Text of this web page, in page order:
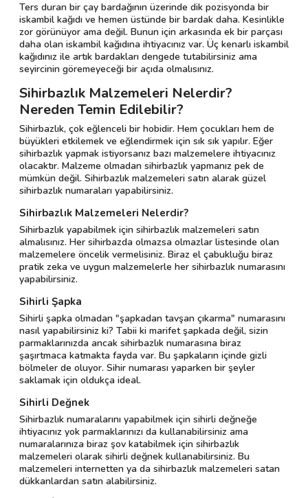
Ters duran bir çay bardağının üzerinde dik pozisyonda bir
iskambil kağıdı ve hemen üstünde bir bardak daha. Kesinlikle
zor görünüyor ama değil. Bunun için arkasında ek bir parçası
daha olan iskambil kağıdına ihtiyacınız var. Üç kenarlı iskambil
kağıdınız ile artık bardakları dengede tutabilirsiniz ama
seyircinin göremeyeceği bir açıda olmalısınız.
Sihirbazlık Malzemeleri Nelerdir?
Nereden Temin Edilebilir?
Sihirbazlık, çok eğlenceli bir hobidir. Hem çocukları hem de
büyükleri etkilemek ve eğlendirmek için sık sık yapılır. Eğer
sihirbazlık yapmak istiyorsanız bazı malzemelere ihtiyacınız
olacaktır. Malzeme olmadan sihirbazlık yapmanız pek de
mümkün değil. Sihirbazlık malzemeleri satın alarak güzel
sihirbazlık numaraları yapabilirsiniz.
Sihirbazlık Malzemeleri Nelerdir?
Sihirbazlık yapabilmek için sihirbazlık malzemeleri satın
almalısınız. Her sihirbazda olmazsa olmazlar listesinde olan
malzemelere öncelik vermelisiniz. Biraz el çabukluğu biraz
pratik zeka ve uygun malzemelerle her sihirbazlık numarasını
yapabilirsiniz.
Sihirli Şapka
Sihirli şapka olmadan "şapkadan tavşan çıkarma" numarasını
nasıl yapabilirsiniz ki? Tabii ki marifet şapkada değil, sizin
parmaklarınızda ancak sihirbazlık numarasına biraz
şaşırtmaca katmakta fayda var. Bu şapkaların içinde gizli
bölmeler de oluyor. Sihir numarası yaparken bir şeyler
saklamak için oldukça ideal.
Sihirli Değnek
Sihirbazlık numaralarını yapabilmek için sihirli değneğe
ihtiyacınız yok parmaklarınızı da kullanabilirsiniz ama
numaralarınıza biraz şov katabilmek için sihirbazlık
malzemeleri olarak sihirli değnek kullanabilirsiniz. Bu
malzemeleri internetten ya da sihirbazlık malzemeleri satan
dükkanlardan satın alabilirsiniz.